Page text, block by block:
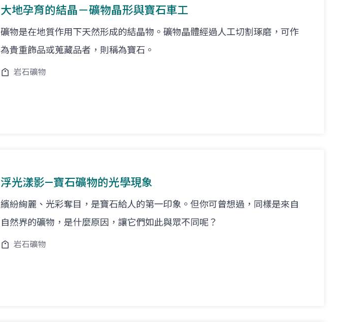
大地孕育的結晶－礦物晶形與寶石車工
礦物是在地質作用下天然形成的結晶物。礦物晶體經過人工切割琢磨，可作
為貴重飾品或蒐藏品者，則稱為寶石。
岩石礦物
浮光漾影—寶石礦物的光學現象
繽紛絢麗、光彩奪目，是寶石給人的第一印象。但你可曾想過，同樣是來自
自然界的礦物，是什麼原因，讓它們如此與眾不同呢？
岩石礦物